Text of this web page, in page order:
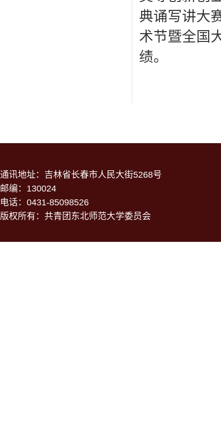
典诵写讲大
术节暨全国
绩。
通讯地址：吉林省长春市人民大街5268号
邮编：130024
电话：0431-85098526
版权所有：共青团东北师范大学委员会